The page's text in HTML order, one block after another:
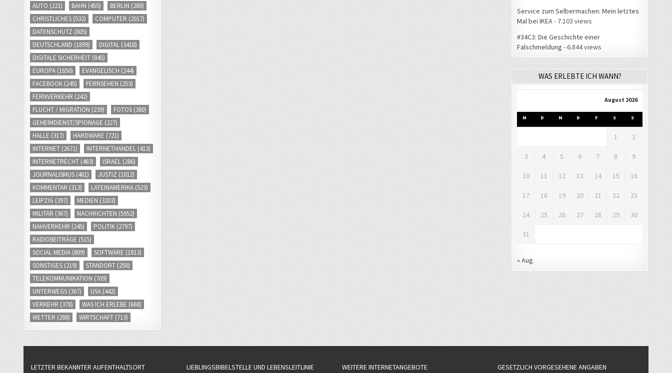
AUTO (221) BAHN (455) BERLIN (280)
CHRISTLICHES (532) COMPUTER (2017)
DATENSCHUTZ (805)
DEUTSCHLAND (1899) DIGITAL (3418)
DIGITALE SICHERHEIT (845)
EUROPA (1650) EVANGELISCH (244)
FACEBOOK (245) FERNSEHEN (253)
FERNVERKEHR (242)
FLUCHT / MIGRATION (239) FOTOS (380)
GEHEIMDIENST/SPIONAGE (227)
HALLE (317) HARDWARE (721)
INTERNET (2671) INTERNETHANDEL (413)
INTERNETRECHT (483) ISRAEL (286)
JOURNALISMUS (461) JUSTIZ (1012)
KOMMENTAR (313) LATEINAMERIKA (523)
LEIPZIG (397) MEDIEN (3203)
MILITÄR (367) NACHRICHTEN (5952)
NAHVERKEHR (245) POLITIK (2797)
RADIOBEITRÄGE (515)
SOCIAL MEDIA (809) SOFTWARE (1813)
SONSTIGES (219) STANDORT (250)
TELEKOMMUNIKATION (709)
UNTERWEGS (367) USA (442)
VERKEHR (378) WAS ICH ERLEBE (668)
WETTER (288) WIRTSCHAFT (713)
Service zum Selbermachen: Mein letztes
Mal bei IKEA - 7.103 views
#34C3: Die Geschichte einer
Falschmeldung - 6.844 views
WAS ERLEBTE ICH WANN?
August 2026
M D M D F S S
1 2
3 4 5 6 7 8 9
10 11 12 13 14 15 16
17 18 19 20 21 22 23
24 25 26 27 28 29 30
31
« Aug.
LETZTER BEKANNTER AUFENTHALTSORT LIEBLINGSBIBELSTELLE UND LEBENSLEITLINIE WEITERE INTERNETANGEBOTE GESETZLICH VORGESEHENE ANGABEN